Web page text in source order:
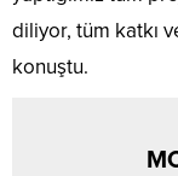
diliyor, tüm katkı
konuştu.